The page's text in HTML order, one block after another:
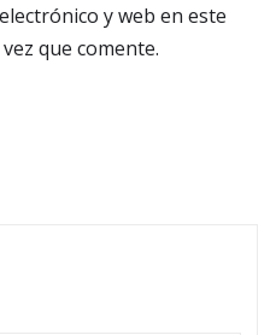
y web en este
que comente.